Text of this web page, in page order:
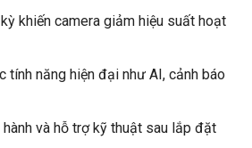
khiến camera giảm hiệu suất hoạt
tính năng hiện đại như AI, cảnh báo
và hỗ trợ kỹ thuật sau lắp đặt